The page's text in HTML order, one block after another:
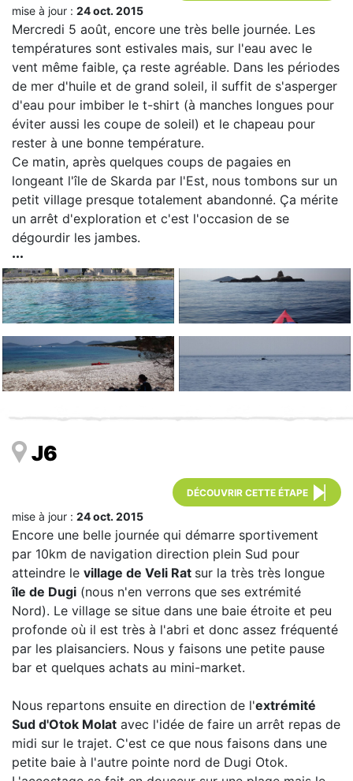
mise à jour : 24 oct. 2015
Mercredi 5 août, encore une très belle journée. Les
températures sont estivales mais, sur l'eau avec le
vent même faible, ça reste agréable. Dans les périodes
de mer d'huile et de grand soleil, il suffit de s'asperger
d'eau pour imbiber le t-shirt (à manches longues pour
éviter aussi les coupe de soleil) et le chapeau pour
rester à une bonne température.
Ce matin, après quelques coups de pagaies en
longeant l'île de Skarda par l'Est, nous tombons sur un
petit village presque totalement abandonné. Ça mérite
un arrêt d'exploration et c'est l'occasion de se
dégourdir les jambes.
J6
DÉCOUVRIR CETTE ÉTAPE
mise à jour : 24 oct. 2015
Encore une belle journée qui démarre sportivement
par 10km de navigation direction plein Sud pour
atteindre le village de Veli Rat sur la très très longue
île de Dugi (nous n'en verrons que ses extrémité
Nord). Le village se situe dans une baie étroite et peu
profonde où il est très à l'abri et donc assez fréquenté
par les plaisanciers. Nous y faisons une petite pause
bar et quelques achats au mini-market.
Nous repartons ensuite en direction de l'extrémité
Sud d'Otok Molat avec l'idée de faire un arrêt repas de
midi sur le trajet. C'est ce que nous faisons dans une
petite baie à l'autre pointe nord de Dugi Otok.